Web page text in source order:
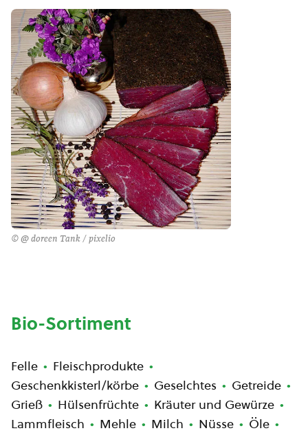
© @ doreen Tank / pixelio
Bio-Sortiment
Felle
Fleischprodukte
Geschenkkisterl/körbe
Geselchtes
Getreide
Grieß
Hülsenfrüchte
Kräuter und Gewürze
Lammfleisch
Mehle Milch Nüsse
Öle